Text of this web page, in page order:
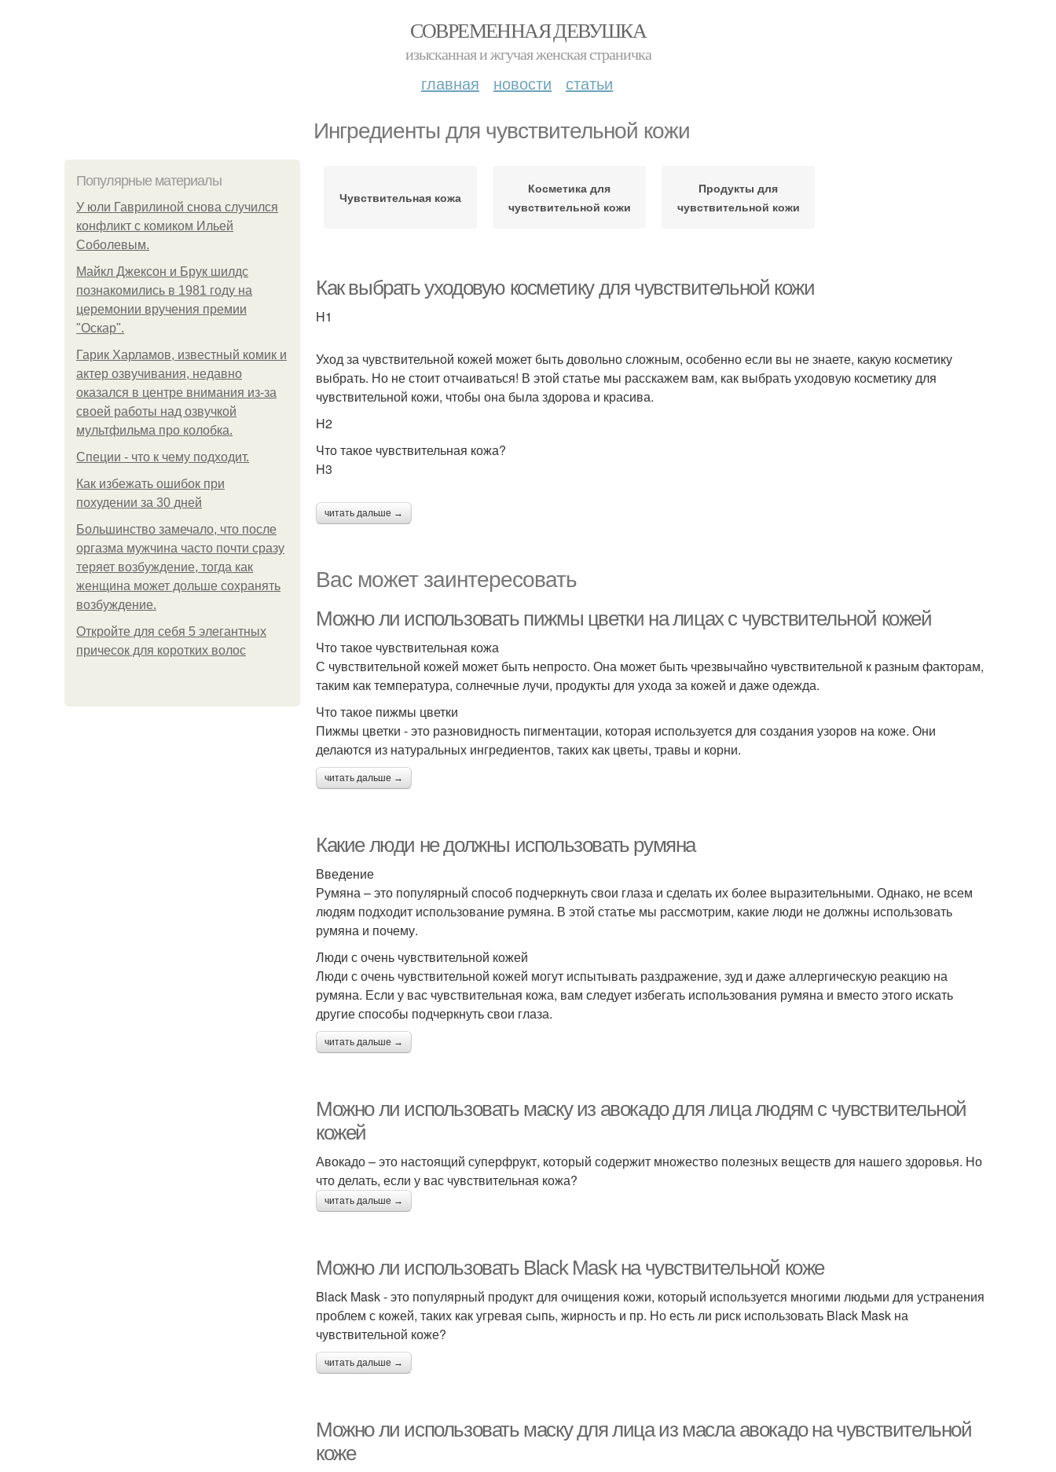
СОВРЕМЕННАЯ ДЕВУШКА
изысканная и жгучая женская страничка
главная новости статьи
Ингредиенты для чувствительной кожи
Популярные материалы
У юли Гаврилиной снова случился
конфликт с комиком Ильей
Соболевым.
Майкл Джексон и Брук шилдс
познакомились в 1981 году на
церемонии вручения премии
"Оскар".
Гарик Харламов, известный комик и
актер озвучивания, недавно
оказался в центре внимания из-за
своей работы над озвучкой
мультфильма про колобка.
Специи - что к чему подходит.
Как избежать ошибок при
похудении за 30 дней
Большинство замечало, что после
оргазма мужчина часто почти сразу
теряет возбуждение, тогда как
женщина может дольше сохранять
возбуждение.
Откройте для себя 5 элегантных
причесок для коротких волос
Чувствительная кожа
Косметика для
чувствительной кожи
Продукты для
чувствительной кожи
Как выбрать уходовую косметику для чувствительной кожи
H1
Уход за чувствительной кожей может быть довольно сложным, особенно если вы не знаете, какую косметику
выбрать. Но не стоит отчаиваться! В этой статье мы расскажем вам, как выбрать уходовую косметику для
чувствительной кожи, чтобы она была здорова и красива.
H2
Что такое чувствительная кожа?
H3
читать дальше →
Вас может заинтересовать
Можно ли использовать пижмы цветки на лицах с чувствительной кожей
Что такое чувствительная кожа
С чувствительной кожей может быть непросто. Она может быть чрезвычайно чувствительной к разным факторам,
таким как температура, солнечные лучи, продукты для ухода за кожей и даже одежда.
Что такое пижмы цветки
Пижмы цветки - это разновидность пигментации, которая используется для создания узоров на коже. Они
делаются из натуральных ингредиентов, таких как цветы, травы и корни.
читать дальше →
Какие люди не должны использовать румяна
Введение
Румяна – это популярный способ подчеркнуть свои глаза и сделать их более выразительными. Однако, не всем
людям подходит использование румяна. В этой статье мы рассмотрим, какие люди не должны использовать
румяна и почему.
Люди с очень чувствительной кожей
Люди с очень чувствительной кожей могут испытывать раздражение, зуд и даже аллергическую реакцию на
румяна. Если у вас чувствительная кожа, вам следует избегать использования румяна и вместо этого искать
другие способы подчеркнуть свои глаза.
читать дальше →
Можно ли использовать маску из авокадо для лица людям с чувствительной
кожей
Авокадо – это настоящий суперфрукт, который содержит множество полезных веществ для нашего здоровья. Но
что делать, если у вас чувствительная кожа?
читать дальше →
Можно ли использовать Black Mask на чувствительной коже
Black Mask - это популярный продукт для очищения кожи, который используется многими людьми для устранения
проблем с кожей, таких как угревая сыпь, жирность и пр. Но есть ли риск использовать Black Mask на
чувствительной коже?
читать дальше →
Можно ли использовать маску для лица из масла авокадо на чувствительной
коже